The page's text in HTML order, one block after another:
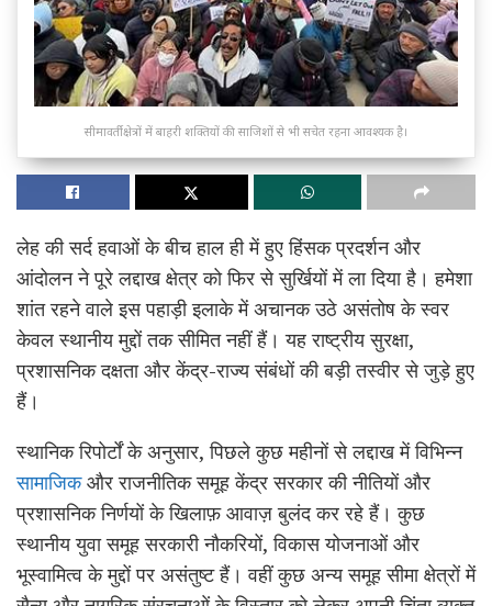
सीमावर्ती क्षेत्रों में बाहरी शक्तियों की साजिशों से भी सचेत रहना आवश्यक है।
लेह की सर्द हवाओं के बीच हाल ही में हुए हिंसक प्रदर्शन और
आंदोलन ने पूरे लद्दाख क्षेत्र को फिर से सुर्खियों में ला दिया है। हमेशा
शांत रहने वाले इस पहाड़ी इलाके में अचानक उठे असंतोष के स्वर
केवल स्थानीय मुद्दों तक सीमित नहीं हैं। यह राष्ट्रीय सुरक्षा,
प्रशासनिक दक्षता और केंद्र-राज्य संबंधों की बड़ी तस्वीर से जुड़े हुए
हैं।
स्थानिक रिपोर्टों के अनुसार, पिछले कुछ महीनों से लद्दाख में विभिन्न
सामाजिकऔर राजनीतिक समूह केंद्र सरकार की नीतियों और
प्रशासनिक निर्णयों के खिलाफ़ आवाज़ बुलंद कर रहे हैं। कुछ
स्थानीय युवा समूह सरकारी नौकरियों, विकास योजनाओं और
भूस्वामित्व के मुद्दों पर असंतुष्ट हैं। वहीं कुछ अन्य समूह सीमा क्षेत्रों में